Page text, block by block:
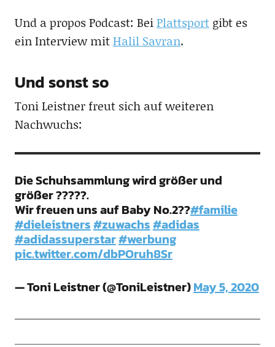
Und a propos Podcast: BeiPlattsportgibt es
ein Interview mitHalil Savran.
Und sonst so
Toni Leistner freut sich auf weiteren
Nachwuchs:
Die Schuhsammlung wird größer und
größer ?????.
Wir freuen uns auf Baby No.2??#familie
#dieleistners#zuwachs#adidas
#adidassuperstar#werbung
pic.twitter.com/dbPOruh8Sr
— Toni Leistner (@ToniLeistner)May 5, 2020